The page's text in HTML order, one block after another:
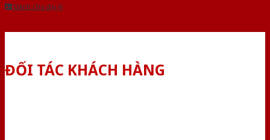
Dành cho đại lý
ĐỐI TÁC KHÁCH HÀNG